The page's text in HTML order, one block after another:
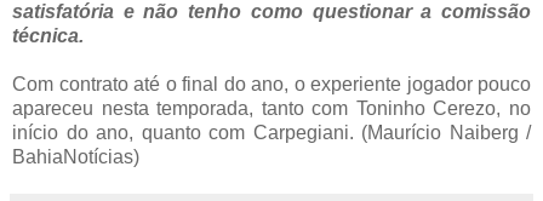
satisfatória e não tenho como questionar a comissão
técnica.
Com contrato até o final do ano, o experiente jogador pouco
apareceu nesta temporada, tanto com Toninho Cerezo, no
início do ano, quanto com Carpegiani. (Maurício Naiberg /
BahiaNotícias)